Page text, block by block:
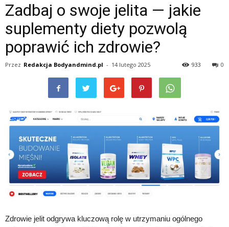
Zadbaj o swoje jelita — jakie
suplementy diety pozwolą
poprawić ich zdrowie?
Przez Redakcja Bodyandmind.pl - 14 lutego 2025 0
933
Zdrowie jelit odgrywa kluczową rolę w utrzymaniu ogólnego